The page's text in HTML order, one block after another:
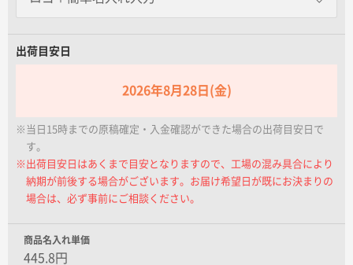
名入れグループサイト
出荷目安日
2026年8月28日(金)
※当日15時までの原稿確定・入金確認ができた場合の出荷目安日で
す。
※出荷目安日はあくまで目安となりますので、工場の混み具合により
納期が前後する場合がございます。お届け希望日が既にお決まりの
場合は、必ず事前にご相談ください。
商品名入れ単価
445.8円